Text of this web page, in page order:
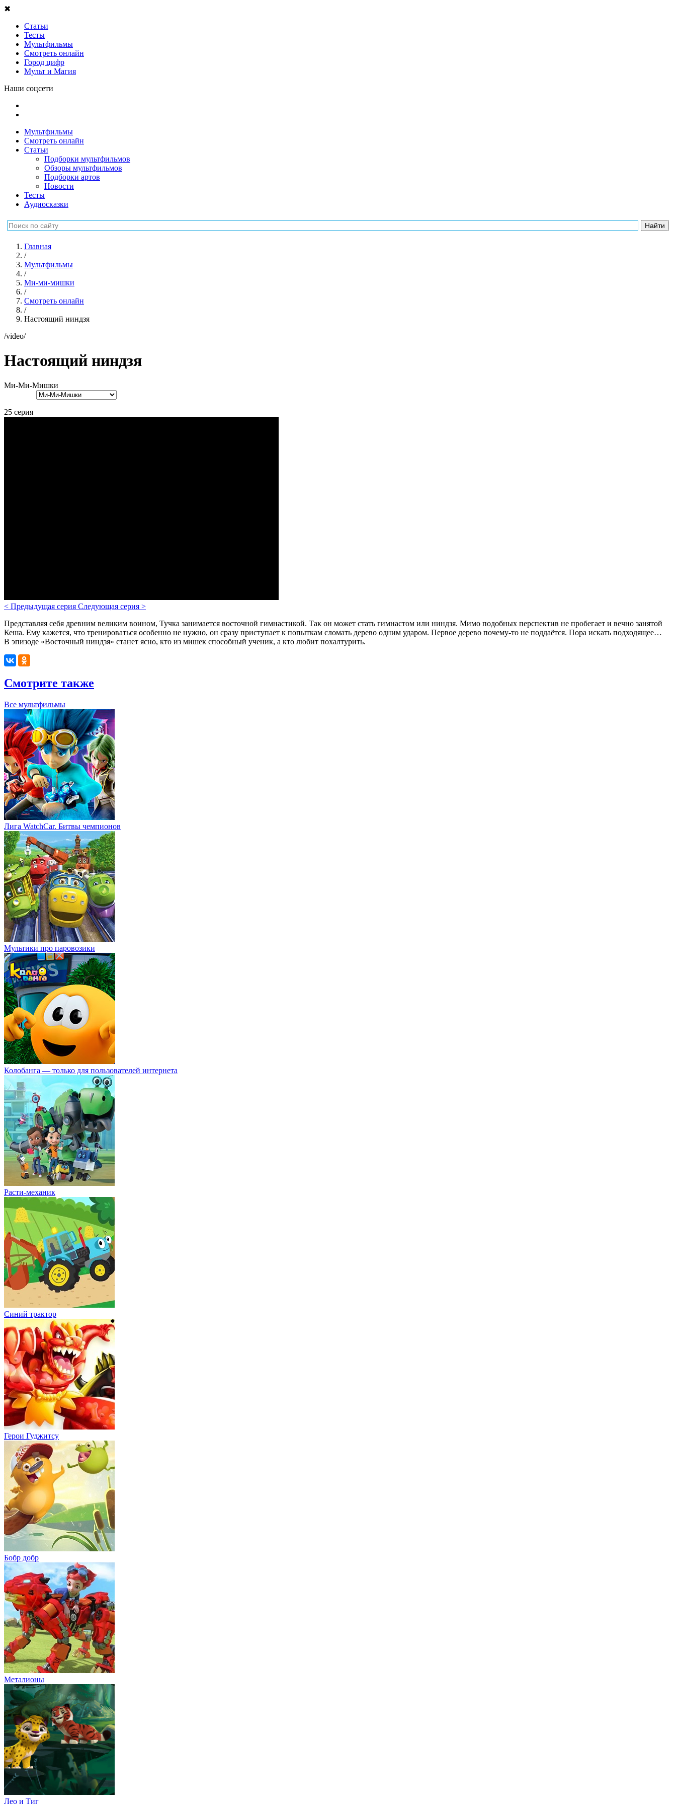
✖
Статьи
Тесты
Мультфильмы
Смотреть онлайн
Город цифр
Мульт и Магия
Наши соцсети
Мультфильмы
Смотреть онлайн
Статьи
Подборки мультфильмов
Обзоры мультфильмов
Подборки артов
Новости
Тесты
Аудиосказки
Главная
/
Мультфильмы
/
Ми-ми-мишки
/
Смотреть онлайн
/
Настоящий ниндзя
/video/
Настоящий ниндзя
Ми-Ми-Мишки
25 серия
< Предыдущая серия Следующая серия >
Представляя себя древним великим воином, Тучка занимается восточной гимнастикой. Так он может стать гимнастом или ниндзя. Мимо подобных перспектив не пробегает и вечно занятой
Кеша. Ему кажется, что тренироваться особенно не нужно, он сразу приступает к попыткам сломать дерево одним ударом. Первое дерево почему-то не поддаётся. Пора искать подходящее…
В эпизоде «Восточный ниндзя» станет ясно, кто из мишек способный ученик, а кто любит похалтурить.
Смотрите также
Все мультфильмы
Лига WatchCar. Битвы чемпионов
Мультики про паровозики
Колобанга — только для пользователей интернета
Расти-механик
Синий трактор
Герои Гуджитсу
Бобр добр
Металионы
Лео и Тиг